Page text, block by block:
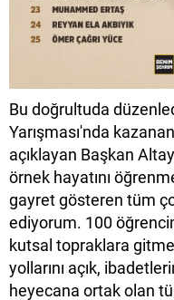
Bu doğrultuda
Yarışması'nda
açıklayan Başkan
örnek hayatını
gayret gösteren tüm
ediyorum. 100
kutsal topraklara
yollarını açık,
heyecana ortak olan